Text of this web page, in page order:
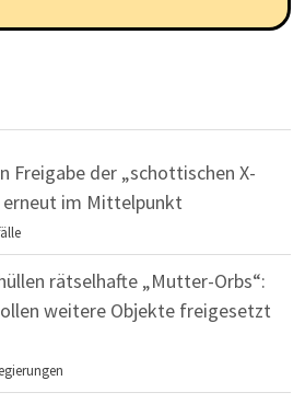
Freigabe der „schottischen X-
erneut im Mittelpunkt
rätselhafte „Mutter-Orbs“:
weitere Objekte freigesetzt